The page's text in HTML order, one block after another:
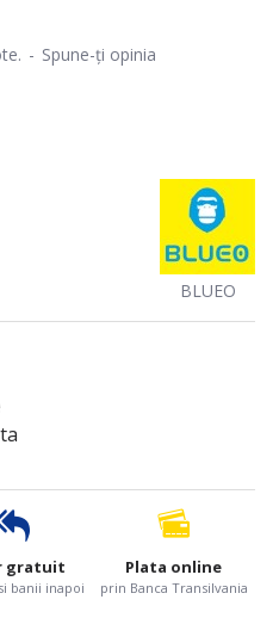
BLUEO
- Spune-ţi opinia
gratuit
banii inapoi
Plata online
prin Banca Transilvania